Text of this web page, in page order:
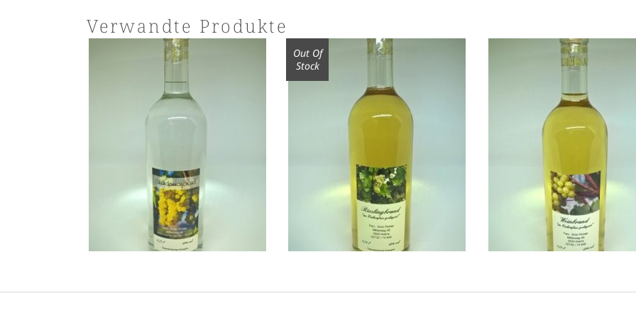
Verwandte Produkte
Chardonnaybrand 0,75l
€16,00
Out Of
Stock
Rieslingbrand „Eichenfass
gelagert“ 0,75l
€ 16,00
Weinbrand
gelagert“ 0,75
€ 16,00